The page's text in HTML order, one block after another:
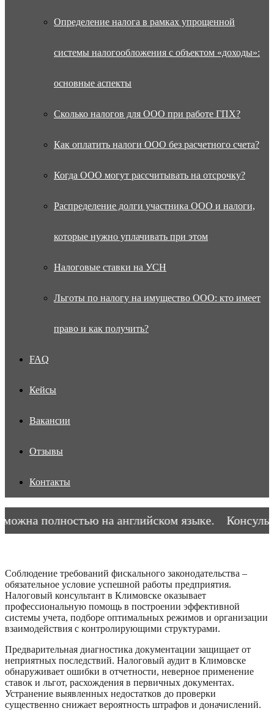
Определение налога в рамках упрощенной
системы налогообложения с объектом «доходы»:
основные аспекты
Сколько налогов для ООО при работе ГПХ?
Как оплатить налоги ООО без расчетного счета?
Когда ООО могут рассчитывать на отсрочку?
Распределение долги участника ООО и налоги,
которые нужно уплачивать при этом
Налоговые ставки на УСН
Льготы по налогу на имущество ООО: кто имеет
право и как получить?
FAQ
Кейсы
Вакансии
Отзывы
Контакты
полностью на английском языке.
Соблюдение требований фискального законодательства –
обязательное условие успешной работы предприятия.
Налоговый консультант в Климовске оказывает
профессиональную помощь в построении эффективной
системы учета, подборе оптимальных режимов и организации
взаимодействия с контролирующими структурами.
Предварительная диагностика документации защищает от
неприятных последствий. Налоговый аудит в Климовске
обнаруживает ошибки в отчетности, неверное применение
ставок и льгот, расхождения в первичных документах.
Устранение выявленных недостатков до проверки
существенно снижает вероятность штрафов и доначислений.